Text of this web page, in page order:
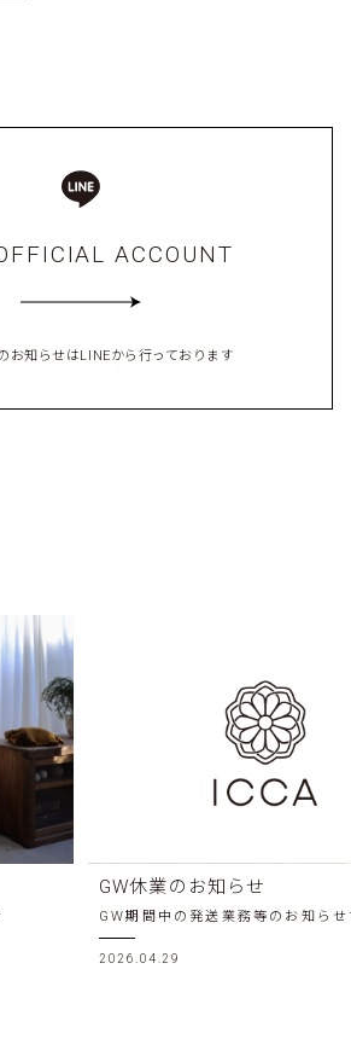
ACCOUNT
お知らせはLINEから行っております
GW休業のお知らせ
GW期間中の発送業務等のお知らせ
2026.04.29